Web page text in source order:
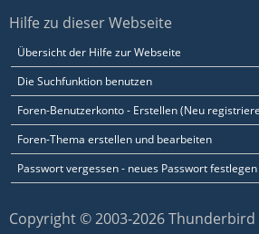
Hilfe zu dieser Webseite
Übersicht der Hilfe zur Webseite
Die Suchfunktion benutzen
Foren-Benutzerkonto - Erstellen (Neu
Foren-Thema erstellen und bearbeiten
Passwort vergessen - neues Passwort festlegen
Copyright © 2003-2026 Thunderbird